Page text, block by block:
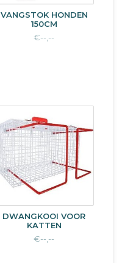
VANGSTOK HONDEN
150CM
€--,--
DWANGKOOI VOOR
KATTEN
€--,--